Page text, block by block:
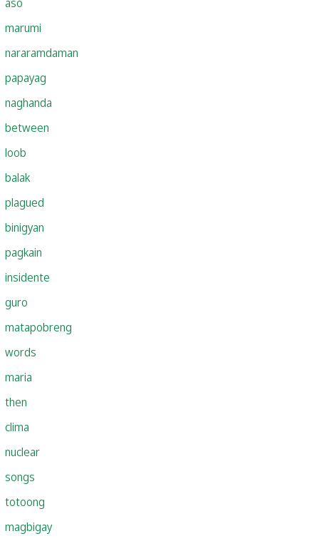
marumi
nararamdaman
papayag
naghanda
between
loob
balak
plagued
binigyan
pagkain
insidente
guro
matapobreng
words
maria
then
clima
nuclear
songs
totoong
magbigay